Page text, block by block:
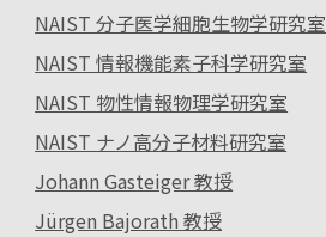
NAIST 分子医学細胞生物学研究室
NAIST 情報機能素子科学研究室
NAIST 物性情報物理学研究室
NAIST ナノ高分子材料研究室
Johann Gasteiger 教授
Jürgen Bajorath 教授